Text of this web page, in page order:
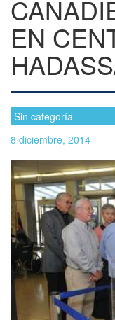
EN
Sin categoría
8 diciembre, 2014